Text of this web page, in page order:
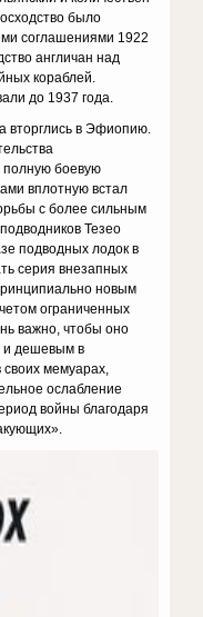
было
соглашениями 1922
англичан над
кораблей.
до 1937 года.
вторглись в Эфиопию.
полную боевую
вплотную встал
с более сильным
Тезео
подводных лодок в
серия внезапных
новым
ограниченных
важно, чтобы оно
и дешевым в
своих мемуарах,
ослабление
войны благодаря